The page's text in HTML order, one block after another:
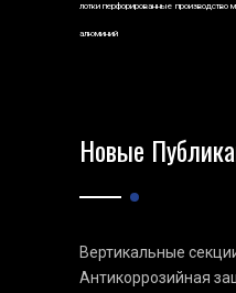
лотки перфорированные производство
алюминий
Новые
Вертикальные
Антикоррозийная